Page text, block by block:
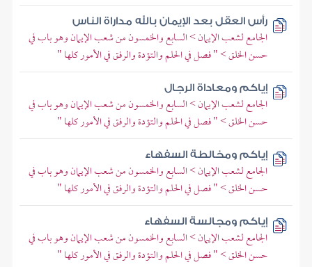
رأس العقل بعد الإيمان بالله مداراة الناس
الجامع لشعب الإيمان > السابع والخمسون من شعب الإيمان وهو باب في
حسن الخلق > " فصل في الحلم والتؤدة والرفق في الأمور كلها "
إياكم ومعاداة الرجال
الجامع لشعب الإيمان > السابع والخمسون من شعب الإيمان وهو باب في
حسن الخلق > " فصل في الحلم والتؤدة والرفق في الأمور كلها "
إياكم ومخالطة السفهاء
الجامع لشعب الإيمان > السابع والخمسون من شعب الإيمان وهو باب في
حسن الخلق > " فصل في الحلم والتؤدة والرفق في الأمور كلها "
إياكم ومجالسة السفهاء
الجامع لشعب الإيمان > السابع والخمسون من شعب الإيمان وهو باب في
حسن الخلق > " فصل في الحلم والتؤدة والرفق في الأمور كلها "